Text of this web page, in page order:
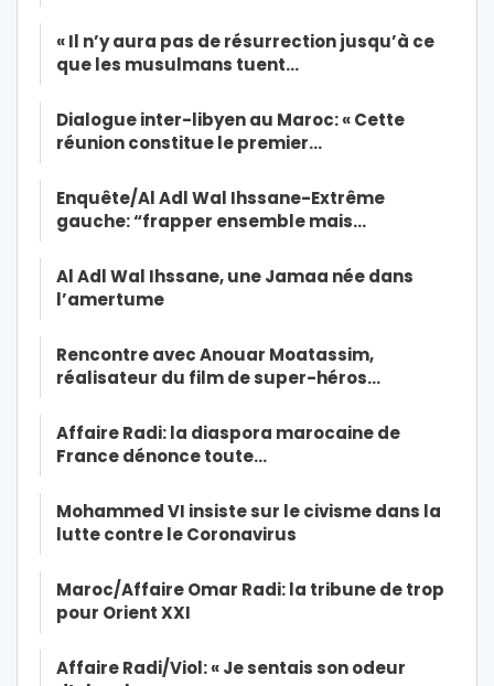
« Il n’y aura pas de résurrection jusqu’à ce
que les musulmans tuent…
Dialogue inter-libyen au Maroc: « Cette
réunion constitue le premier…
Enquête/Al Adl Wal Ihssane-Extrême
gauche: “frapper ensemble mais…
Al Adl Wal Ihssane, une Jamaa née dans
l’amertume
Rencontre avec Anouar Moatassim,
réalisateur du film de super-héros…
Affaire Radi: la diaspora marocaine de
France dénonce toute…
Mohammed VI insiste sur le civisme dans la
lutte contre le Coronavirus
Maroc/Affaire Omar Radi: la tribune de trop
pour Orient XXI
Affaire Radi/Viol: « Je sentais son odeur